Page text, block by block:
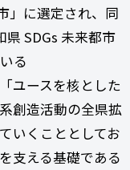
」に選定され、同
県 SDGs 未来都市
る
ユースを核とした
創造活動の全県拡
いくこととしてお
支える基礎である